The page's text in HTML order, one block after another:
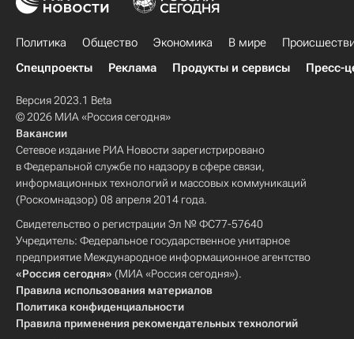
Политика Общество Экономика В мире
Спецпроекты
Реклама Продукты и сервисы Пресс-
Версия 2023.1 Beta
© 2026 МИА «Россия сегодня»
Вакансии
Сетевое издание РИА Новости зарегистрировано
в Федеральной службе по надзору в сфере связи,
информационных технологий и массовых коммуникаций
(Роскомнадзор) 08 апреля 2014 года.
Свидетельство о регистрации Эл № ФС77-57640
Учредитель: Федеральное государственное унитарное
предприятие Международное информационное агентство
«Россия сегодня» (МИА «Россия сегодня»).
Правила использования материалов
Политика конфиденциальности
Правила применения рекомендательных технологий